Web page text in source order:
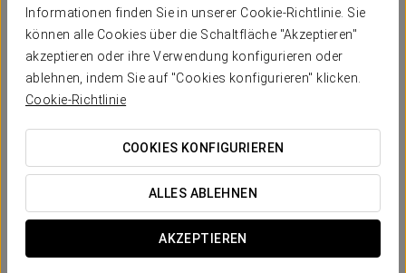
Informationen finden Sie in unserer Cookie-Richtlinie. Sie
können alle Cookies über die Schaltfläche "Akzeptieren"
akzeptieren oder ihre Verwendung konfigurieren oder
ablehnen, indem Sie auf "Cookies konfigurieren" klicken.
Cookie-Richtlinie
COOKIES KONFIGURIEREN
ALLES ABLEHNEN
AKZEPTIEREN
einen erholsamen Schlaf und in einigen Zimmern genießen Sie
einen spektakulären Meerblick.
HERAUSRAGENDE SERVICELEISTUNGEN
Zimmer
Safe Minibar Weckdienst